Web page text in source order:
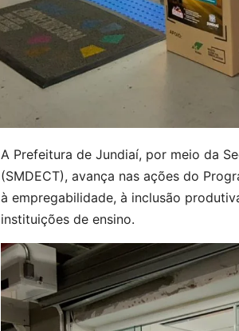
A Prefeitura de Jundiaí, por meio da
(SMDECT), avança nas ações do
à empregabilidade, à inclusão
instituições de ensino.